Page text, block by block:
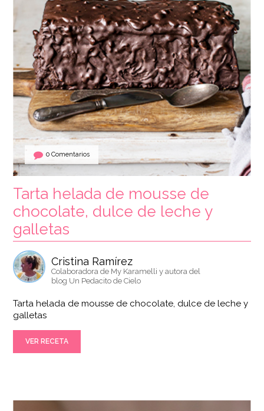
0 Comentarios
Tarta helada de mousse de
chocolate, dulce de leche y
galletas
Cristina Ramírez
Colaboradora de My Karamelli y autora del
blog Un Pedacito de Cielo
Tarta helada de mousse de chocolate, dulce de leche y
galletas
VER RECETA